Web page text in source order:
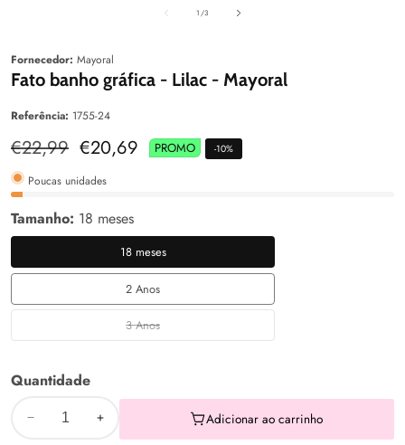
1 /de3
Fornecedor: Mayoral
Fato banho gráfica - Lilac - Mayoral
Referência: 1755-24
Preço
normal
€22,99 Preço
venda
€20,69 PROMO -10%
Poucas unidades
Tamanho: 18 meses
18 meses
18
meses
2 Anos
2
Anos
3 Anos
Quantidade
Diminuir
Aumentar
Adicionar ao carrinho